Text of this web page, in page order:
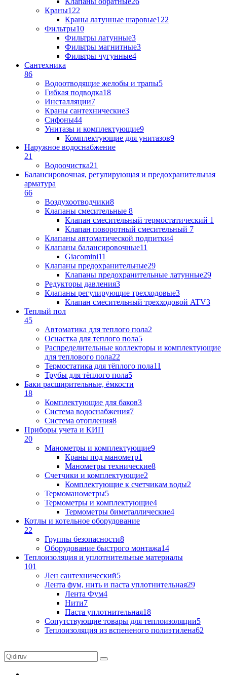
Краны122
Краны латунные шаровые122
Фильтры10
Фильтры латунные3
Фильтры магнитные3
Фильтры чугунные4
Сантехника
86
Водоотводящие желобы и трапы5
Гибкая подводка18
Инсталляции7
Краны сантехнические3
Сифоны44
Унитазы и комплектующие9
Комплектующие для унитазов9
Наружное водоснабжение
21
Водоочистка21
Балансировочная, регулирующая и предохранительная
арматура
66
Воздухоотводчики8
Клапаны cмесительные 8
Клапан cмесительный термостатический 1
Клапан поворотный cмесительный 7
Клапаны автоматической подпитки4
Клапаны балансировочные11
Giacomini11
Клапаны предохранительные29
Клапаны предохранительные латунные29
Редукторы давления3
Клапаны регулирующие трехходовые3
Клапан смесительный трехходовой ATV3
Теплый пол
45
Автоматика для теплого пола2
Оснастка для теплого пола5
Распределительные коллекторы и комплектующие
для теплового пола22
Термостатика для тёплого пола11
Трубы для тёплого пола5
Баки расширительные, ёмкости
18
Комплектующие для баков3
Система водоснабжения7
Система отопления8
Приборы учета и КИП
20
Манометры и комплектующие9
Краны под манометр1
Манометры технические8
Счетчики и комплектующие2
Комплектующие к счетчикам воды2
Термоманометры5
Термометры и комплектующие4
Термометры биметаллические4
Котлы и котельное оборудование
22
Группы безопасности8
Оборудование быстрого монтажа14
Теплоизоляция и уплотнительные материалы
101
Лен сантехнический5
Лента фум, нить и паста уплотнительная29
Лента Фум4
Нити7
Паста уплотнительная18
Сопутствующие товары для теплоизоляции5
Теплоизоляция из вспененого полиэтилена62